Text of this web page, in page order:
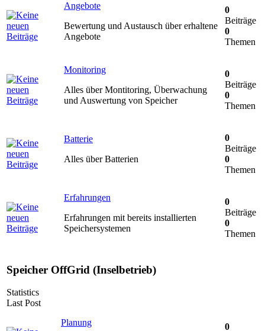
Angebote
Bewertung und Austausch über erhaltene
Angebote
0
Beiträge
0
Themen
Monitoring
Alles über Montitoring, Überwachung
und Auswertung von Speicher
0
Beiträge
0
Themen
Batterie
Alles über Batterien
0
Beiträge
0
Themen
Erfahrungen
Erfahrungen mit bereits installierten
Speichersystemen
0
Beiträge
0
Themen
Speicher OffGrid (Inselbetrieb)
Statistics
Last Post
Planung
0